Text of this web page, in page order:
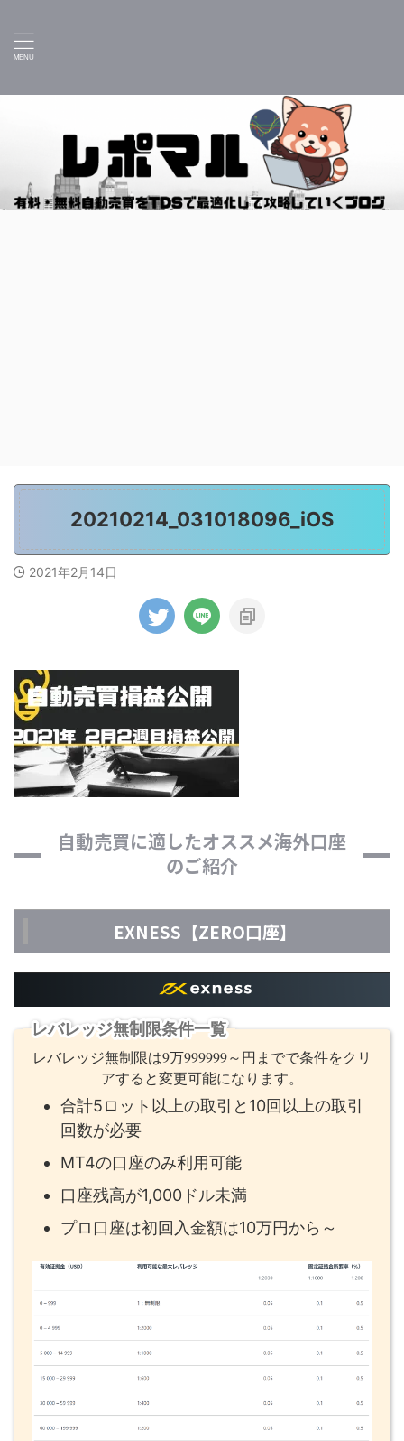
20210214_031018096_iOS
2021年2月14日
自動売買に適したオススメ海外口座
のご紹介
EXNESS【ZERO口座】
レバレッジ無制限条件一覧
レバレッジ無制限は9万999999～円までで条件をクリ
アすると変更可能になります。
合計5ロット以上の取引と10回以上の取引
回数が必要
MT4の口座のみ利用可能
口座残高が1,000ドル未満
プロ口座は初回入金額は10万円から～